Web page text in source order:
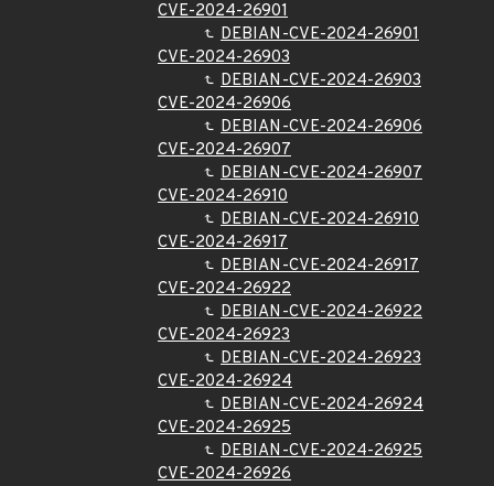
CVE-2024-26901
DEBIAN-CVE-2024-26901
CVE-2024-26903
DEBIAN-CVE-2024-26903
CVE-2024-26906
DEBIAN-CVE-2024-26906
CVE-2024-26907
DEBIAN-CVE-2024-26907
CVE-2024-26910
DEBIAN-CVE-2024-26910
CVE-2024-26917
DEBIAN-CVE-2024-26917
CVE-2024-26922
DEBIAN-CVE-2024-26922
CVE-2024-26923
DEBIAN-CVE-2024-26923
CVE-2024-26924
DEBIAN-CVE-2024-26924
CVE-2024-26925
DEBIAN-CVE-2024-26925
CVE-2024-26926